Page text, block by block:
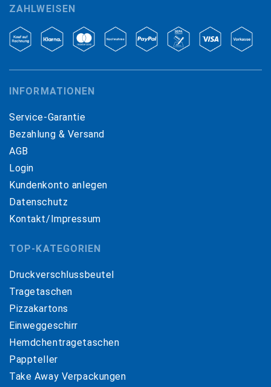
ZAHLWEISEN
INFORMATIONEN
Service-Garantie
Bezahlung & Versand
AGB
Login
Kundenkonto anlegen
Datenschutz
Kontakt/Impressum
TOP-KATEGORIEN
Druckverschlussbeutel
Tragetaschen
Pizzakartons
Einweggeschirr
Hemdchentragetaschen
Pappteller
Take Away Verpackungen